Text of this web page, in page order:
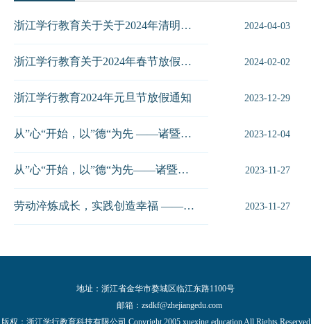
浙江学行教育关于关于2024年清明放假安排通知 2024-04-03
浙江学行教育关于2024年春节放假安排的通知 2024-02-02
浙江学行教育2024年元旦节放假通知 2023-12-29
从”心“开始，以”德“为先 ——诸暨市高中教师通识培训第二期新闻稿 2023-12-04
从”心“开始，以”德“为先——诸暨市高中教师通识培训新闻稿 2023-11-27
劳动淬炼成长，实践创造幸福 ——记2023下南浔区劳动教育素养提升培训... 2023-11-27
地址：浙江省金华市婺城区临江东路1100号
邮箱： zsdkf@zhejiangedu.com
版权：浙江学行教育科技有限公司 Copyright 2005 xuexing education All Rights Reserved